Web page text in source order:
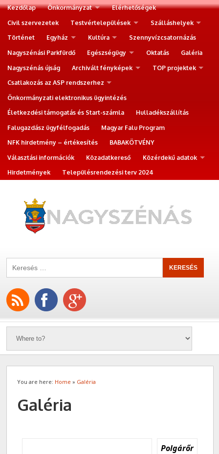
Kezdőlap Önkormányzat
Elérhetőségek
Civil szervezetek
Testvértelepülések
Szálláshelyek
Történet
Egyház Kultúra
Szennyvízcsatornázás
Nagyszénási Parkfürdő
Egészségügy Oktatás
Galéria
Nagyszénás újság
Archivált fényképek
TOP projektek
Csatlakozás az ASP rendszerhez
Önkormányzati elektronikus ügyintézés
Életkezdési támogatás és Start-számla
Hulladékszállítás
Falugazdász ügyfélfogadás
Magyar Falu Program
NFK hirdetmény – értékesítés
BABAKÖTVÉNY
Választási információk
Közadatkereső
Közérdekű adatok
Hirdetmények
Településrendezési terv 2024
You are here: Home » Galéria
Galéria
Polgárőr